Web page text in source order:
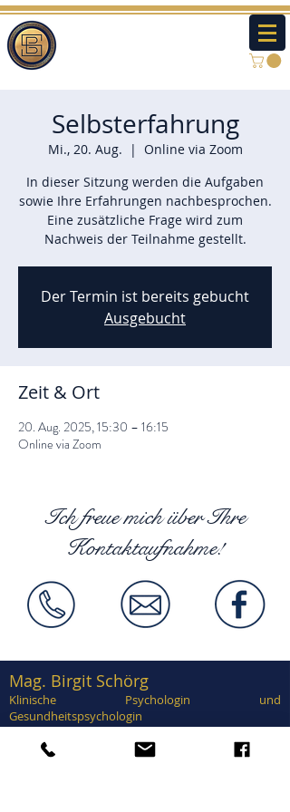
Selbsterfahrung
Mi., 20. Aug.
  |
Online via Zoom
In dieser Sitzung werden die Aufgaben
sowie Ihre Erfahrungen nachbesprochen.
Eine zusätzliche Frage wird zum
Nachweis der Teilnahme gestellt.
Der Termin ist bereits gebucht
Ausgebucht
Zeit & Ort
20. Aug. 2025, 15:30 – 16:15
Online via Zoom
Ich freue mich über Ihre
Kontaktaufnahme!
Mag. Birgit Schörg
Klinische Psychologin und
Gesundheitspsychologin
Supervisorin, EuroPsy zertifiziert
Zertifiziert in Traumatherapie, EMDR,